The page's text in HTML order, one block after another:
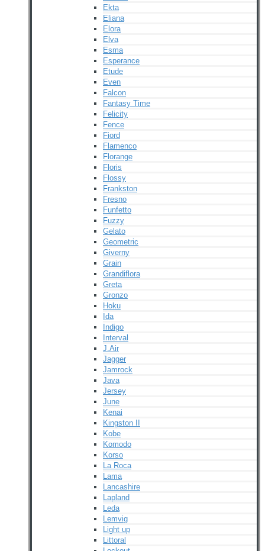
Ekta
Eliana
Elora
Elva
Esma
Esperance
Etude
Even
Falcon
Fantasy Time
Felicity
Fence
Fiord
Flamenco
Florange
Floris
Flossy
Frankston
Fresno
Funfetto
Fuzzy
Gelato
Geometric
Giverny
Grain
Grandiflora
Greta
Gronzo
Hoku
Ida
Indigo
Interval
J.Air
Jagger
Jamrock
Java
Jersey
June
Kenai
Kingston II
Kobe
Komodo
Korso
La Roca
Lama
Lancashire
Lapland
Leda
Lemvig
Light up
Littoral